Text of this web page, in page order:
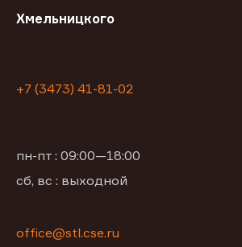
Хмельницкого
+7 (3473) 41-81-02
пн-пт : 09:00—18:00
сб, вс : выходной
office@stl.cse.ru